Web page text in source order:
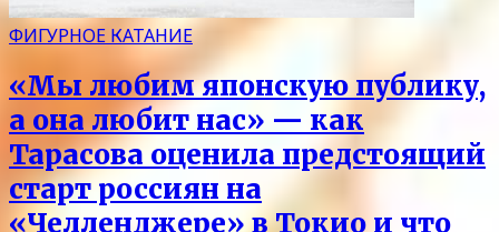
ФИГУРНОЕ КАТАНИЕ
«Мы любим японскую публику,
а она любит нас» — как
Тарасова оценила предстоящий
старт россиян на
«Челленджере» в Токио и что